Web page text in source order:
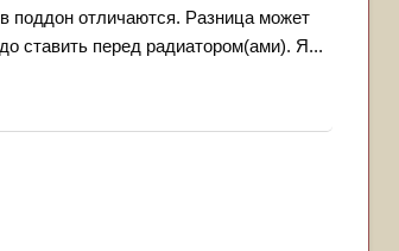
поддон отличаются. Разница может
ставить перед радиатором(ами). Я...